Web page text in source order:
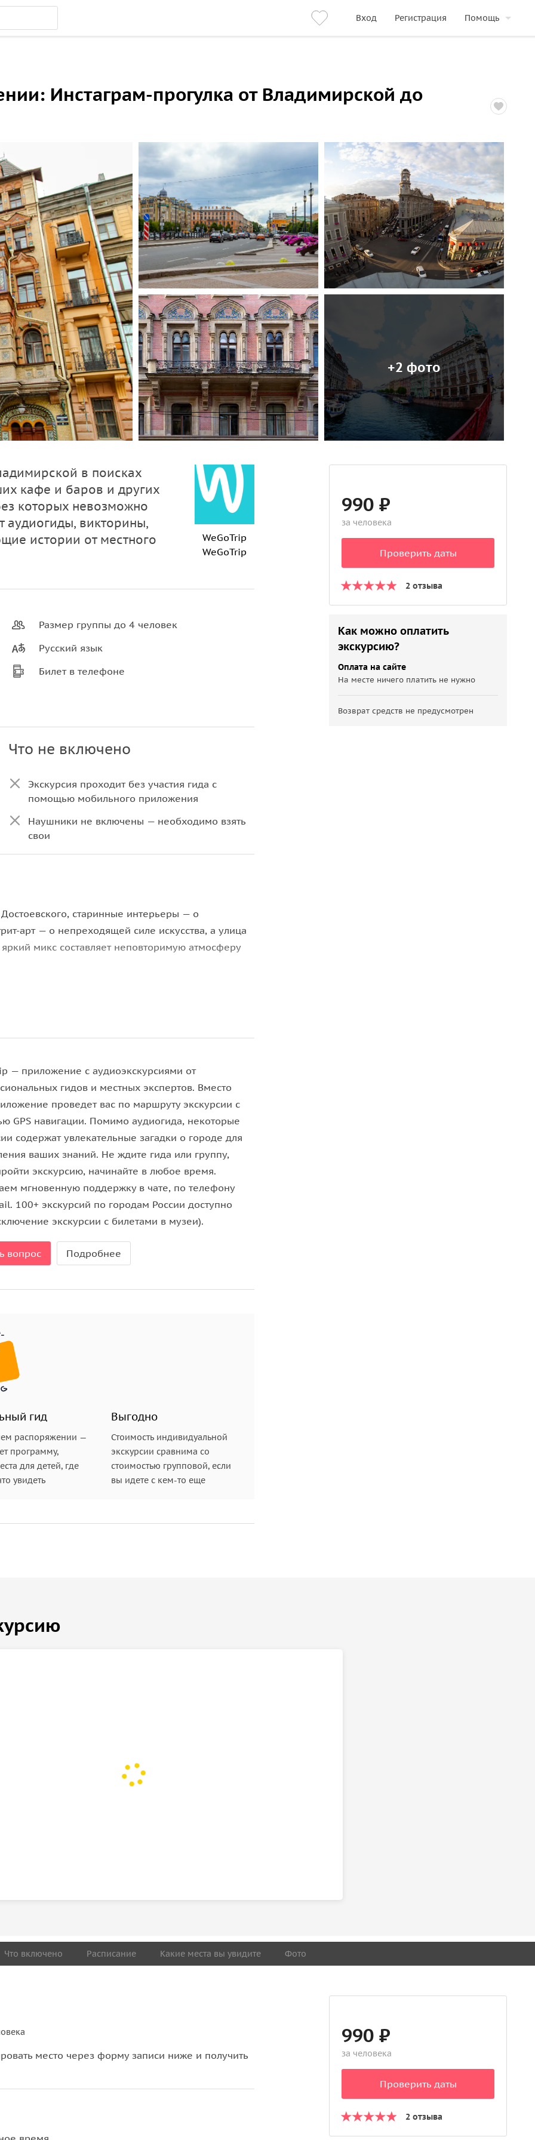
Вход Регистрация Помощь
Инстаграм-прогулка от Владимирской до
+2 фото
в поисках
кафе и баров и других
которых невозможно
аудиогиды, викторины,
истории от местного
WeGoTrip
WeGoTrip
Размер группы до 4 человек
Русский язык
Билет в телефоне
Что не включено
Экскурсия проходит без участия гида с
помощью мобильного приложения
Наушники не включены — необходимо взять
свои
старинные интерьеры — о
арт — о непреходящей силе искусства, а улица
микс составляет неповторимую атмосферу
страны;
и будет вести по маршруту, как живой гид, с
время.
закрытыми воротами/входами. К сожалению, мы
Советуем не упускать возможность
и дождаться, когда-то кто-то из жильцов будет
Во вкладке «Покупки» вам будут
загрузить аудиоэкскурсию на телефон.
экскурсия начнётся автоматически в первой
перешлите сообщение со ссылкой людям,
аудиогид.
(внешний аккумулятор для телефона).
— приложение с аудиоэкскурсиями от
гидов и местных экспертов. Вместо
проведет вас по маршруту экскурсии с
GPS навигации. Помимо аудиогида, некоторые
содержат увлекательные загадки о городе для
ваших знаний. Не ждите гида или группу,
экскурсию, начинайте в любое время.
мгновенную поддержку в чате, по телефону
100+ экскурсий по городам России доступно
экскурсии с билетами в музеи).
вопрос Подробнее
гид
распоряжении —
программу,
для детей, где
увидеть
Выгодно
Стоимость индивидуальной
экскурсии сравнима со
стоимостью групповой, если
вы идете с кем-то еще
990 ₽
за человека
Проверить даты
2 отзыва
Как можно оплатить
экскурсию?
Оплата на сайте
На месте ничего платить не нужно
Возврат средств не предусмотрен
Что включено Расписание Какие места вы увидите Фото
место через форму записи ниже и получить
990 ₽
за человека
Проверить даты
2 отзыва